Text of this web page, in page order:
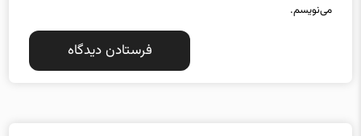
می‌نویسم.